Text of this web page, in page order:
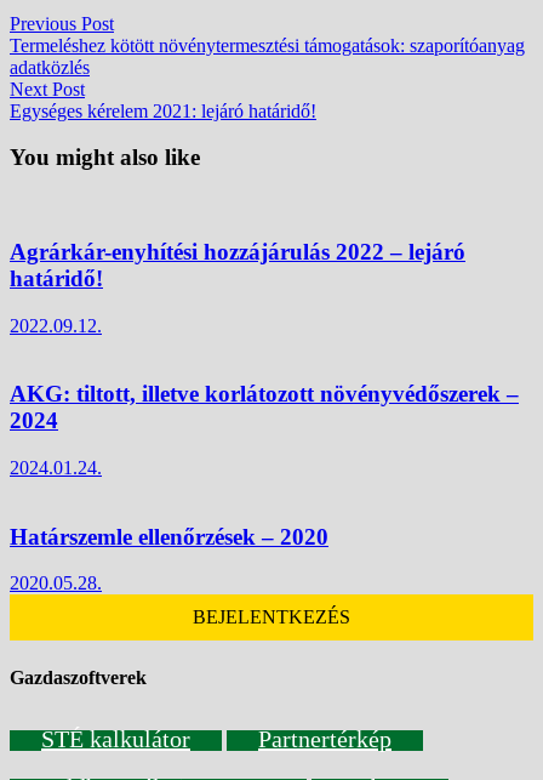
Bejegyzés
navigáció
Previous PostPrevious
post:
Termeléshez kötött növénytermesztési támogatások: szaporítóanyag
adatközlés
Next PostNext
post:
Egységes kérelem 2021: lejáró határidő!
You might also like
Agrárkár-enyhítési hozzájárulás 2022 – lejáró
határidő!
2022.09.12.
AKG: tiltott, illetve korlátozott növényvédőszerek –
2024
2024.01.24.
Határszemle ellenőrzések – 2020
2020.05.28.
BEJELENTKEZÉS
Gazdaszoftverek
STÉ kalkulátor
Partnertérkép